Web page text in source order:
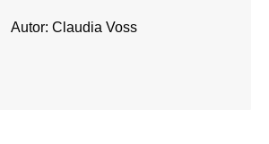
Autor: Claudia Voss